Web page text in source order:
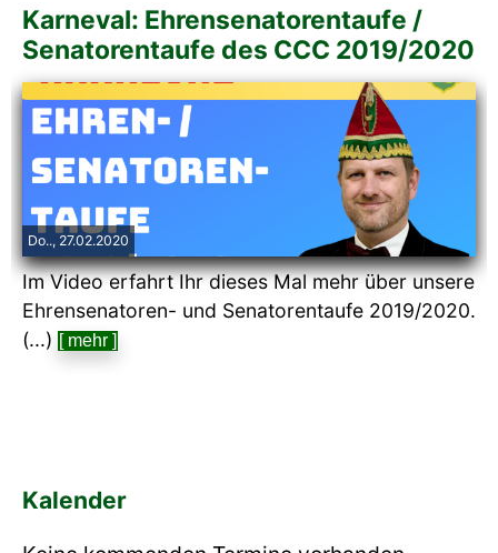
Karneval: Ehrensenatorentaufe /
Senatorentaufe des CCC 2019/2020
Do.., 27.02.2020
Im Video erfahrt Ihr dieses Mal mehr über unsere
Ehrensenatoren- und Senatorentaufe 2019/2020.
(...) [ mehr ]
Kalender